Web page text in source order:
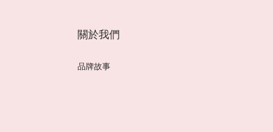
關於我們
品牌故事